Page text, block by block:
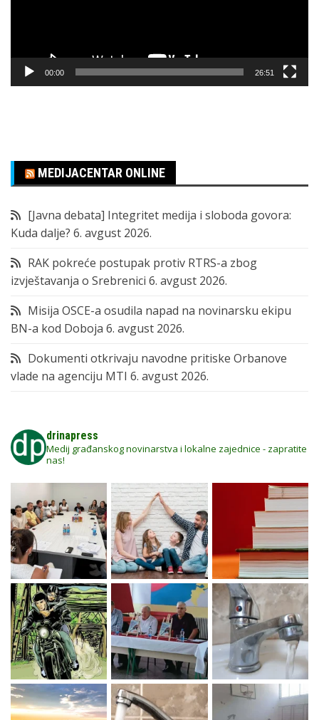
00:00 26:51
MEDIJACENTAR ONLINE
[Javna debata] Integritet medija i sloboda govora:
Kuda dalje? 6. avgust 2026.
RAK pokreće postupak protiv RTRS-a zbog
izvještavanja o Srebrenici 6. avgust 2026.
Misija OSCE-a osudila napad na novinarsku ekipu
BN-a kod Doboja 6. avgust 2026.
Dokumenti otkrivaju navodne pritiske Orbanove
vlade na agenciju MTI 6. avgust 2026.
drinapress
Medij građanskog novinarstva i lokalne zajednice - zapratite
nas!